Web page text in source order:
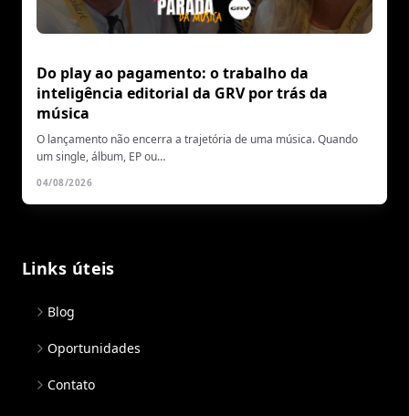
Do play ao pagamento: o trabalho da
inteligência editorial da GRV por trás da
música
O lançamento não encerra a trajetória de uma música. Quando
um single, álbum, EP ou…
04/08/2026
Links úteis
Blog
Oportunidades
Contato